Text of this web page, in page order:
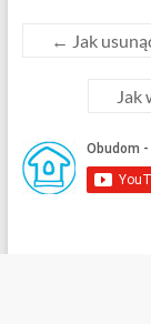
← Jak
Jak